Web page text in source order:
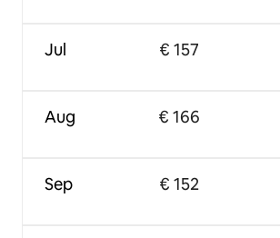
Jul
Aug
Sep
€ 157
€ 166
€ 152